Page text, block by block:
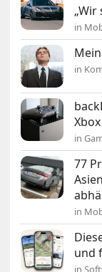
„Wir
in
in
in
77
in
und
in